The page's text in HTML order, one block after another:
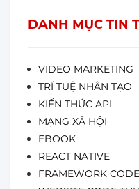
DANH MỤC TIN
VIDEO MARKETING
TRÍ TUỆ NHÂN TẠO
KIẾN THỨC API
MẠNG XÃ HỘI
EBOOK
REACT NATIVE
FRAMEWORK